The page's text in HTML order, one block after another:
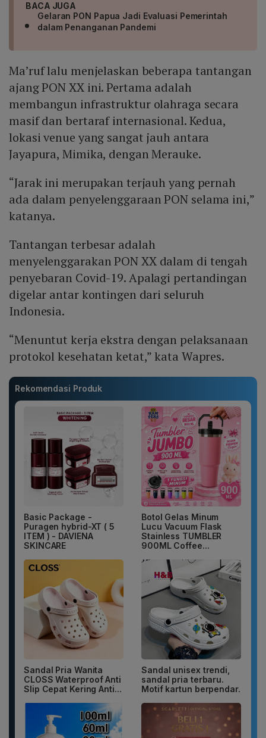
BACA JUGA
Gelaran PON Papua Jadi Evaluasi Pemerintah
dalam Penanganan Pandemi
Ma’ruf lalu menjelaskan beberapa tantangan
ajang PON XX ini. Pertama adalah
membangun infrastruktur olahraga secara
masif dan bertaraf internasional. Kedua,
lokasi venue yang sangat jauh antara
Jayapura, Mimika, dengan Merauke.
“Jarak ini merupakan terjauh yang pernah
ada dalam penyelenggaraan PON selama ini,”
katanya.
Tantangan terbesar adalah
menyelenggarakan PON XX dalam di tengah
penyebaran Covid-19. Apalagi pertandingan
digelar antar kontingen dari seluruh
Indonesia.
“Menuntut kerja ekstra dengan pelaksanaan
protokol kesehatan ketat,” kata Wapres.
Rekomendasi Produk
Basic Package -
Puragen hybrid-XT ( 5
ITEM ) - DAVIENA
SKINCARE
Botol Gelas Minum
Lucu Vacuum Flask
Stainless TUMBLER
900ML Coffee...
Sandal Pria Wanita
CLOSS Waterproof Anti
Slip Cepat Kering Anti...
Sandal unisex trendi,
sandal pria terbaru.
Motif kartun berpendar.